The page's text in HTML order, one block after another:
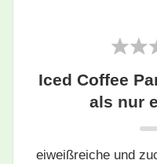
Iced Coffee
als nur
eiweißreiche und